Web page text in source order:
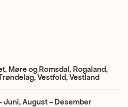
Møre og Romsdal, Rogaland,
Vestfold, Vestland
Juni, August – Desember